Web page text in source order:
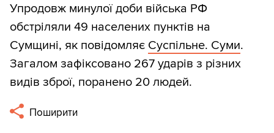
Упродовж минулої доби війська РФ
обстріляли 49 населених пунктів на
Сумщині, як повідомляє Суспільне. Суми.
Загалом зафіксовано 267 ударів з різних
видів зброї, поранено 20 людей.
Поширити